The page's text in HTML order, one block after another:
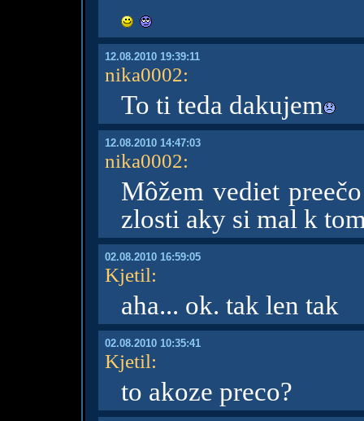
12.08.2010 19:39:11
nika0002:
To ti teda dakujem
12.08.2010 14:47:03
nika0002:
Môžem vediet
zlosti aky si mal k
02.08.2010 16:59:05
Kjetil:
aha... ok. tak len tak
02.08.2010 10:35:41
Kjetil:
to akoze preco?